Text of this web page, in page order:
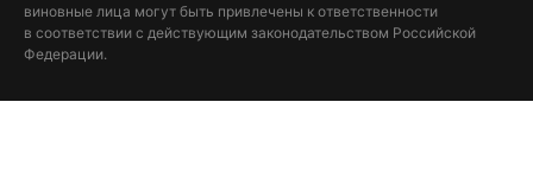
виновные лица могут быть привлечены к ответственности
в соответствии с действующим законодательством Российской
Федерации.